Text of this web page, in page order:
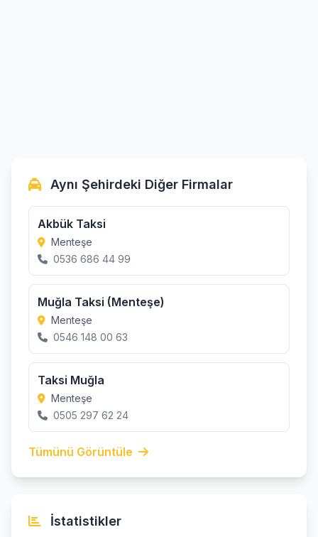
Aynı Şehirdeki Diğer Firmalar
Akbük Taksi
Menteşe
0536 686 44 99
Muğla Taksi (Menteşe)
Menteşe
0546 148 00 63
Taksi Muğla
Menteşe
0505 297 62 24
Tümünü Görüntüle
İstatistikler